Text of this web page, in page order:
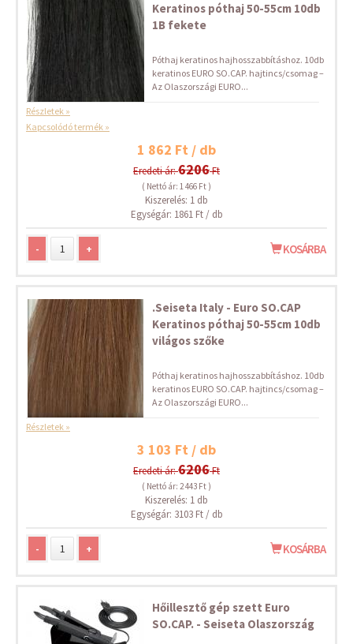
Keratinos póthaj 50-55cm 10db
1B fekete
Póthaj keratinos hajhosszabbításhoz. 10db
keratinos EURO SO.CAP. hajtincs/csomag –
Az Olaszországi EURO...
Részletek »
Kapcsolódó termék »
1 862 Ft / db
Eredeti ár:6206Ft
( Nettó ár: 1 466 Ft )
Kiszerelés: 1 db
Egységár: 1861 Ft / db
- + KOSÁRBA
.Seiseta Italy - Euro SO.CAP
Keratinos póthaj 50-55cm 10db
világos szőke
Póthaj keratinos hajhosszabbításhoz. 10db
keratinos EURO SO.CAP. hajtincs/csomag –
Az Olaszországi EURO...
Részletek »
3 103 Ft / db
Eredeti ár:6206Ft
( Nettó ár: 2 443 Ft )
Kiszerelés: 1 db
Egységár: 3103 Ft / db
- + KOSÁRBA
Hőillesztő gép szett Euro
SO.CAP. - Seiseta Olaszország